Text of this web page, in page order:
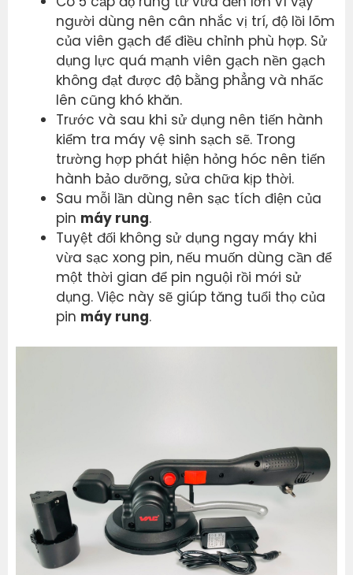
người dùng nên cân nhắc vị trí, độ lồi lõm
của viên gạch để điều chỉnh phù hợp. Sử
dụng lực quá mạnh viên gạch nền gạch
không đạt được độ bằng phẳng và nhấc
lên cũng khó khăn.
Trước và sau khi sử dụng nên tiến hành
kiểm tra máy vệ sinh sạch sẽ. Trong
trường hợp phát hiện hỏng hóc nên tiến
hành bảo dưỡng, sửa chữa kịp thời.
Sau mỗi lần dùng nên sạc tích điện của
pin máy rung.
Tuyệt đối không sử dụng ngay máy khi
vừa sạc xong pin, nếu muốn dùng cần để
một thời gian để pin nguội rồi mới sử
dụng. Việc này sẽ giúp tăng tuổi thọ của
pin máy rung.